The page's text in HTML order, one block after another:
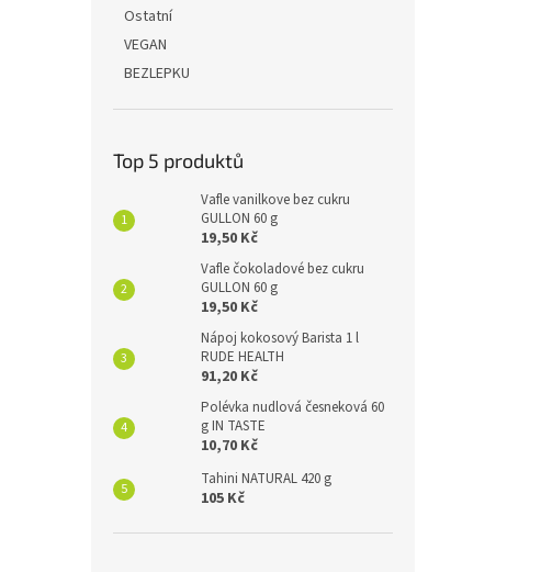
Ostatní
VEGAN
BEZLEPKU
Top 5 produktů
Vafle vanilkove bez cukru
GULLON 60 g
19,50 Kč
Vafle čokoladové bez cukru
GULLON 60 g
19,50 Kč
Nápoj kokosový Barista 1 l
RUDE HEALTH
91,20 Kč
Polévka nudlová česneková 60
g IN TASTE
10,70 Kč
Tahini NATURAL 420 g
105 Kč